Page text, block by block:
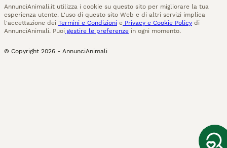
AnnunciAnimali.it utilizza i cookie su questo sito per migliorare la tua
esperienza utente. L'uso di questo sito Web e di altri servizi implica
l'accettazione dei Termini e Condizioni e Privacy e Cookie Policy di
AnnunciAnimali. Puoi gestire le preferenze in ogni momento.
© Copyright 2026 - AnnunciAnimali